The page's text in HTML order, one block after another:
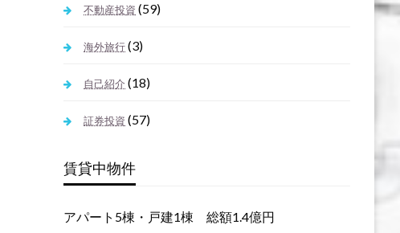
不動産投資 (59)
海外旅行(3)
自己紹介 (18)
証券投資 (57)
賃貸中物件
アパート5棟・戸建1棟 総額1.4億円